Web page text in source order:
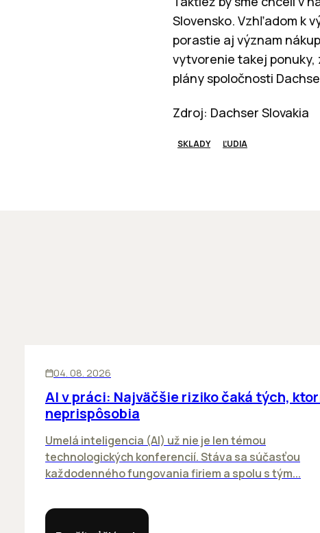
Slovensko. Vzhľadom k
porastie aj význam
vytvorenie takej ponuky,
plány spoločnosti
Zdroj: Dachser Slovakia
SKLADY ĽUDIA
04. 08. 2026
AI v práci: Najväčšie riziko čaká tých, ktorí
neprispôsobia
Umelá inteligencia (AI) už nie je len témou
technologických konferencií. Stáva sa súčasťou
každodenného fungovania firiem a spolu s tým...